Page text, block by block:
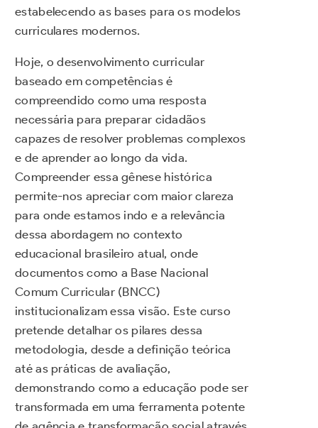
estabelecendo as bases para os modelos
curriculares modernos.
Hoje, o desenvolvimento curricular
baseado em competências é
compreendido como uma resposta
necessária para preparar cidadãos
capazes de resolver problemas complexos
e de aprender ao longo da vida.
Compreender essa gênese histórica
permite-nos apreciar com maior clareza
para onde estamos indo e a relevância
dessa abordagem no contexto
educacional brasileiro atual, onde
documentos como a Base Nacional
Comum Curricular (BNCC)
institucionalizam essa visão. Este curso
pretende detalhar os pilares dessa
metodologia, desde a definição teórica
até as práticas de avaliação,
demonstrando como a educação pode ser
transformada em uma ferramenta potente